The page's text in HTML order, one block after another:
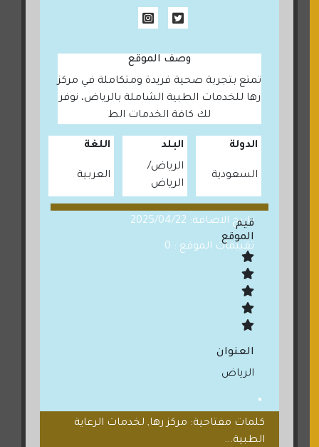
وصف الموقع
تمتع بتجربة صحية فريدة ومتكاملة في مركز
رها للخدمات الطبية الشاملة بالرياض، نوفر
لك كافة الخدمات الط
الدولة
السعودية
البلد
الرياض
الرياض
اللغة
العربية
تاريخ الاضافة: 2025/04/22
تقييمات الموقع : 0
قيم
الموقع
العنوان
الرياض
كلمات مفتاحية: مركز رها, لخدمات الرعاية
الطبية...